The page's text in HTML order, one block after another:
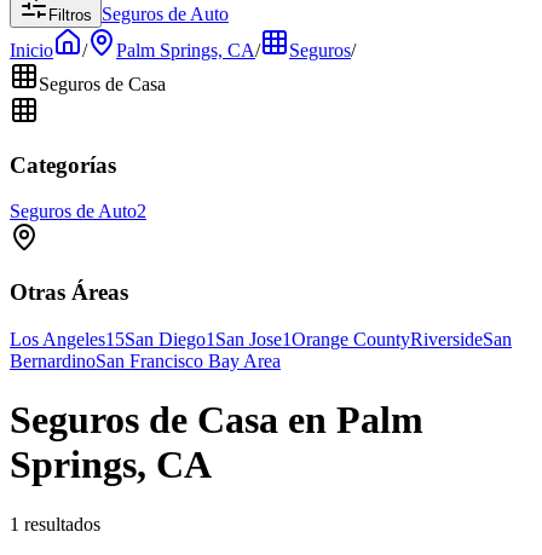
Filtros
Seguros de Auto
Inicio
/ Palm Springs, CA/ Seguros/
Seguros de Casa
Categorías
Seguros de Auto2
Otras Áreas
Los Angeles15San Diego1 San Jose1Orange CountyRiversideSan
BernardinoSan Francisco Bay Area
Seguros de Casa en Palm
Springs, CA
1 resultados